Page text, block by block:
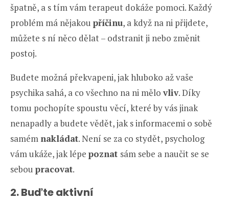
špatně, a s tím vám terapeut dokáže pomoci. Každý
problém má nějakou příčinu, a když na ni přijdete,
můžete s ní něco dělat – odstranit ji nebo změnit
postoj.
Budete možná překvapeni, jak hluboko až vaše
psychika sahá, a co všechno na ni mělo vliv. Díky
tomu pochopíte spoustu věcí, které by vás jinak
nenapadly a budete vědět, jak s informacemi o sobě
samém nakládat. Není se za co stydět, psycholog
vám ukáže, jak lépe poznat sám sebe a naučit se se
sebou pracovat.
2. Buďte aktivní